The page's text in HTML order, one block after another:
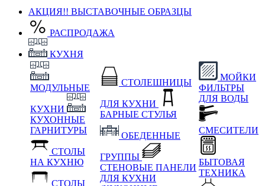
АКЦИЯ!! ВЫСТАВОЧНЫЕ ОБРАЗЦЫ
РАСПРОДАЖА
КУХНЯ
МОДУЛЬНЫЕ
КУХНИ
КУХОННЫЕ
ГАРНИТУРЫ
СТОЛЫ
НА КУХНЮ
СТОЛЫ
СТОЛЕШНИЦЫ
ДЛЯ КУХНИ
БАРНЫЕ СТУЛЬЯ
ОБЕДЕННЫЕ
ГРУППЫ
СТЕНОВЫЕ ПАНЕЛИ
ДЛЯ КУХНИ
МОЙКИ
ФИЛЬТРЫ
ДЛЯ ВОДЫ
СМЕСИТЕЛИ
БЫТОВАЯ
ТЕХНИКА